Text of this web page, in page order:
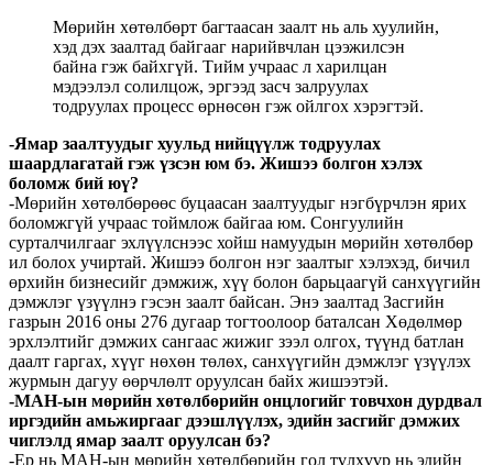
Мөрийн хөтөлбөрт багтаасан заалт нь аль хуулийн,
хэд дэх заалтад байгааг нарийвчлан цээжилсэн
байна гэж байхгүй. Тийм учраас л харилцан
мэдээлэл солилцож, эргээд засч залруулах
тодруулах процесс өрнөсөн гэж ойлгох хэрэгтэй.
-Ямар заалтуудыг хуульд нийцүүлж тодруулах
шаардлагатай гэж үзсэн юм бэ. Жишээ болгон хэлэх
боломж бий юү?
-Мөрийн хөтөлбөрөөс буцаасан заалтуудыг нэгбүрчлэн ярих
боломжгүй учраас тоймлож байгаа юм. Сонгуулийн
сурталчилгааг эхлүүлснээс хойш намуудын мөрийн хөтөлбөр
ил болох учиртай. Жишээ болгон нэг заалтыг хэлэхэд, бичил
өрхийн бизнесийг дэмжиж, хүү болон барьцаагүй санхүүгийн
дэмжлэг үзүүлнэ гэсэн заалт байсан. Энэ заалтад Засгийн
газрын 2016 оны 276 дугаар тогтоолоор баталсан Хөдөлмөр
эрхлэлтийг дэмжих сангаас жижиг зээл олгох, түүнд батлан
даалт гаргах, хүүг нөхөн төлөх, санхүүгийн дэмжлэг үзүүлэх
журмын дагуу өөрчлөлт оруулсан байх жишээтэй.
-МАН-ын мөрийн хөтөлбөрийн онцлогийг товчхон дурдвал
иргэдийн амьжиргааг дээшлүүлэх, эдийн засгийг дэмжих
чиглэлд ямар заалт оруулсан бэ?
-Ер нь МАН-ын мөрийн хөтөлбөрийн гол түлхүүр нь эдийн